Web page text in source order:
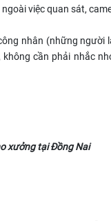
việc quan sát,
nhân (những
cần phải nhắc
xưởng tại Đồng Nai